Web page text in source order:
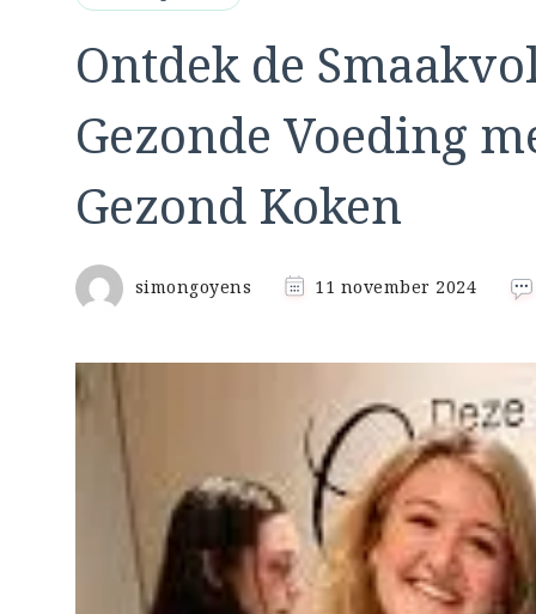
Ontdek de
Gezonde Voeding
Gezond Koken
simongoyens 11 november 2024